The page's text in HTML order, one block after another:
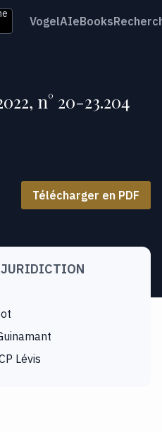
VogelAIeBooks
n° 20-23.204
Télécharger en PDF
JURIDICTION
Lévis